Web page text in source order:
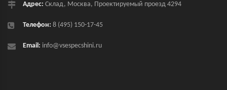
Адрес: Склад, Москва, Проектируемый проезд 4294
Телефон: 8 (495) 150-17-45
Email: info@vsespecshini.ru